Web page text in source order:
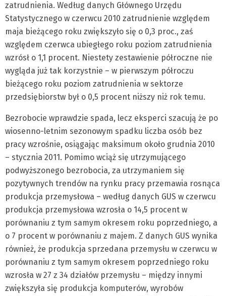
zatrudnienia. Według danych Głównego Urzędu
Statystycznego w czerwcu 2010 zatrudnienie względem
maja bieżącego roku zwiększyło się o 0,3 proc., zaś
względem czerwca ubiegłego roku poziom zatrudnienia
wzrósł o 1,1 procent. Niestety zestawienie półroczne nie
wygląda już tak korzystnie – w pierwszym półroczu
bieżącego roku poziom zatrudnienia w sektorze
przedsiębiorstw był o 0,5 procent niższy niż rok temu.
Bezrobocie wprawdzie spada, lecz eksperci szacują że po
wiosenno-letnim sezonowym spadku liczba osób bez
pracy wzrośnie, osiągając maksimum około grudnia 2010
– stycznia 2011. Pomimo wciąż się utrzymującego
podwyższonego bezrobocia, za utrzymaniem się
pozytywnych trendów na rynku pracy przemawia rosnąca
produkcja przemysłowa – według danych GUS w czerwcu
produkcja przemysłowa wzrosła o 14,5 procent w
porównaniu z tym samym okresem roku poprzedniego, a
o 7 procent w porównaniu z majem. Z danych GUS wynika
również, że produkcja sprzedana przemysłu w czerwcu w
porównaniu z tym samym okresem poprzedniego roku
wzrosła w 27 z 34 działów przemysłu – między innymi
zwiększyła się produkcja komputerów, wyrobów